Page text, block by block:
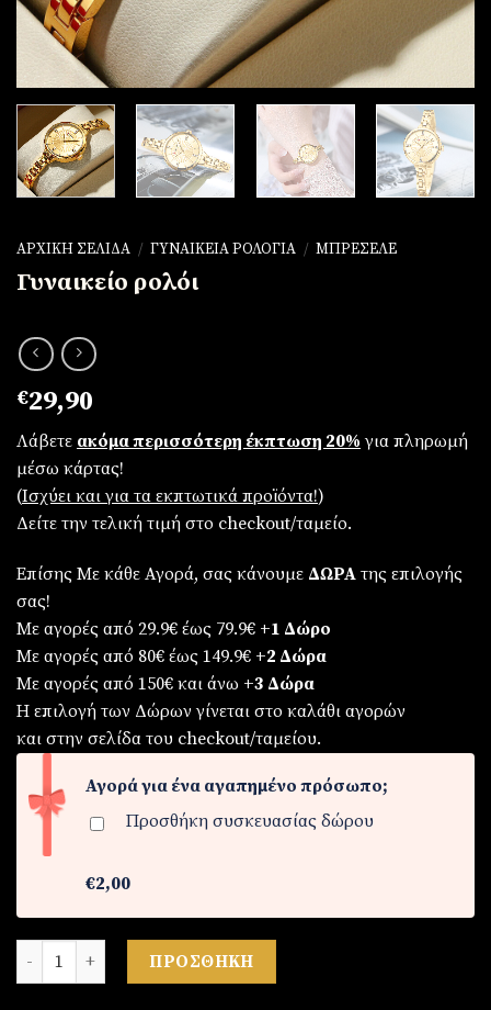
ΑΡΧΙΚΉ ΣΕΛΊΔΑ / ΓΥΝΑΙΚΕΊΑ ΡΟΛΌΓΙΑ / ΜΠΡΕΣΕΛΈ
Γυναικείο ρολόι
€29,90
Λάβετε ακόμα περισσότερη έκπτωση 20% για πληρωμή
μέσω κάρτας!
(Iσχύει και για τα εκπτωτικά προϊόντα!)
Δείτε την τελική τιμή στο checkout/ταμείο.
Επίσης Με κάθε Αγορά, σας κάνουμε ΔΩΡΑ της επιλογής
σας!
Με αγορές από 29.9€ έως 79.9€ +1 Δώρο
Με αγορές από 80€ έως 149.9€ +2 Δώρα
Με αγορές από 150€ και άνω +3 Δώρα
Η επιλογή των Δώρων γίνεται στο καλάθι αγορών
και στην σελίδα του checkout/ταμείου.
Αγορά για ένα αγαπημένο πρόσωπο;
Προσθήκη συσκευασίας δώρου
€2,00
Γυναικείο ρολόι ποσότητα
ΠΡΟΣΘΉΚΗ